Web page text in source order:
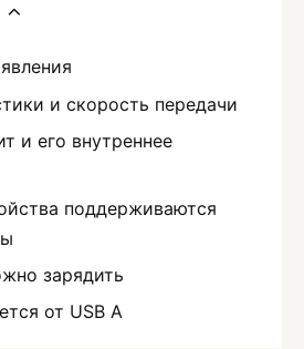
и скорость передачи
и его внутреннее
поддерживаются
зарядить
от USB A